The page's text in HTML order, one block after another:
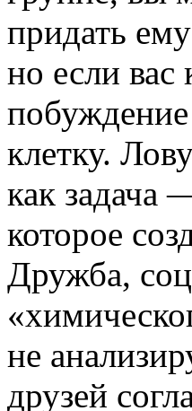
придать
но если
клетку.
как задача
которое
Дружба,
не
друзей